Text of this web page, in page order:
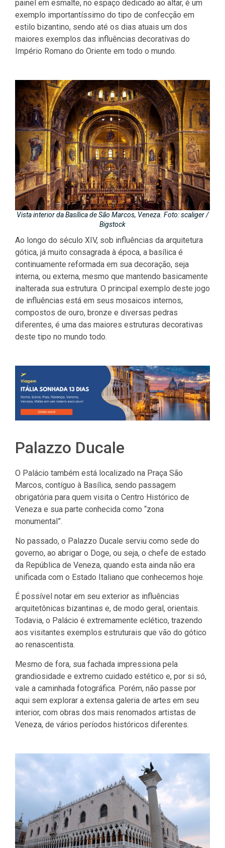
painel em esmalte, no espaço dedicado ao altar, é um
exemplo importantíssimo do tipo de confecção em
estilo bizantino, sendo até os dias atuais um dos
maiores exemplos das influências decorativas do
Império Romano do Oriente em todo o mundo.
Vista interior da Basílica de São Marcos, Veneza. Foto: scaliger /
Bigstock
Ao longo do século XIV, sob influências da arquitetura
gótica, já muito consagrada à época, a basílica é
continuamente reformada em sua decoração, seja
interna, ou externa, mesmo que mantendo basicamente
inalterada sua estrutura. O principal exemplo deste jogo
de influências está em seus mosaicos internos,
compostos de ouro, bronze e diversas pedras
diferentes, é uma das maiores estruturas decorativas
deste tipo no mundo todo.
Palazzo Ducale
O Palácio também está localizado na Praça São
Marcos, contíguo à Basílica, sendo passagem
obrigatória para quem visita o Centro Histórico de
Veneza e sua parte conhecida como “zona
monumental”.
No passado, o Palazzo Ducale serviu como sede do
governo, ao abrigar o Doge, ou seja, o chefe de estado
da República de Veneza, quando esta ainda não era
unificada com o Estado Italiano que conhecemos hoje.
É possível notar em seu exterior as influências
arquitetônicas bizantinas e, de modo geral, orientais.
Todavia, o Palácio é extremamente eclético, trazendo
aos visitantes exemplos estruturais que vão do gótico
ao renascentista.
Mesmo de fora, sua fachada impressiona pela
grandiosidade e extremo cuidado estético e, por si só,
vale a caminhada fotográfica. Porém, não passe por
aqui sem explorar a extensa galeria de artes em seu
interior, com obras dos mais renomados artistas de
Veneza, de vários períodos históricos diferentes.